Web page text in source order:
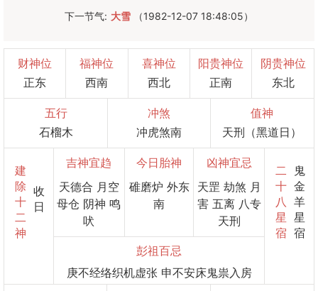
下一节气: 大雪 （1982-12-07 18:48:05）
财神位
正东
福神位
西南
喜神位
西北
阳贵神位
正南
阴贵神位
东北
五行
石榴木
冲煞
冲虎煞南
值神
天刑（黑道日）
建
除
十
二
神
收
日
吉神宜趋
天德合 月空
母仓 阴神 鸣
吠
今日胎神
碓磨炉 外东
南
凶神宜忌
天罡 劫煞 月
害 五离 八专
天刑
彭祖百忌
庚不经络织机虚张 申不安床鬼祟入房
二
十
八
星
宿
鬼
金
羊
星
宿